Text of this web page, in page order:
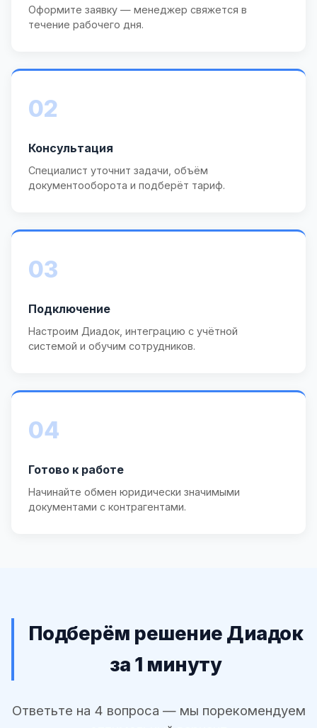
Оформите заявку — менеджер свяжется в
течение рабочего дня.
02
Консультация
Специалист уточнит задачи, объём
документооборота и подберёт тариф.
03
Подключение
Настроим Диадок, интеграцию с учётной
системой и обучим сотрудников.
04
Готово к работе
Начинайте обмен юридически значимыми
документами с контрагентами.
Подберём решение Диадок
за 1 минуту
Ответьте на 4 вопроса — мы порекомендуем